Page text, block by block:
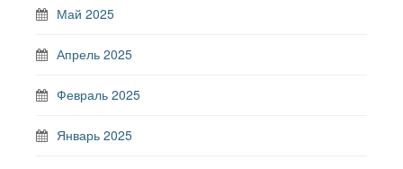
Май 2025
Апрель 2025
Февраль 2025
Январь 2025